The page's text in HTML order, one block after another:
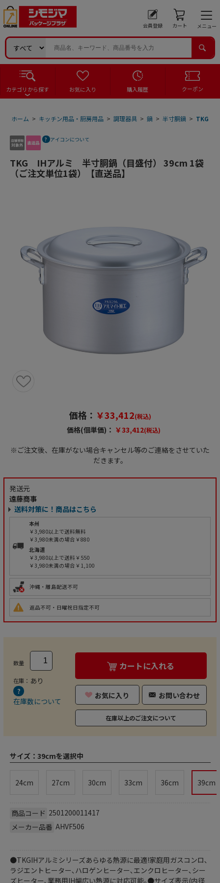
会員登録 カート メニュー
カテゴリから探す お気に入り 購入履歴 クーポン
ホーム > キッチン用品・厨房用品 > 調理器具 > 鍋 > 半寸胴鍋 > TKG IH
アイコンについて
TKG IHアルミ 半寸胴鍋（目盛付） 39cm 1袋
（ご注文単位1袋）【直送品】
価格： ￥33,412(税込)
価格(個単価)： ￥33,412(税込)
※ご注文後、在庫がない場合キャンセル等のご連絡をさせていた
だきます。
発送元
遠藤商事
送料対策に！商品はこちら
本州
￥3,980以上で送料無料
￥3,980未満の場合￥880
北海道
￥3,980以上で送料￥550
￥3,980未満の場合￥1,100
沖縄・離島配送不可
返品不可・日曜祝日指定不可
数量
在庫： あり
在庫数について
カートに入れる
お気に入り お問い合わせ
在庫以上のご注文について
サイズ： 39cmを選択中
24cm 27cm 30cm 33cm 36cm 39cm
商品コード 2501200011417
メーカー品番 AHVF506
●TKGIHアルミシリーズあらゆる熱源に最適!家庭用ガスコンロ､
ラジエントヒーター､ハロゲンヒーター､エンクロヒーター､シー
ズヒーター､業務用IH幅広い熱源に対応可能｡●サイズ表示(内径